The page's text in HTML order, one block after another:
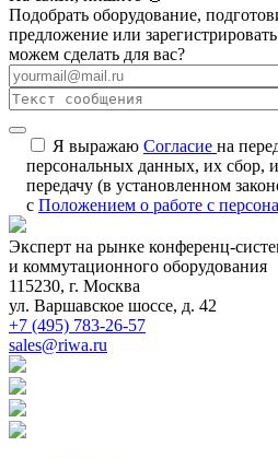
Подобрать оборудование,
предложение или
можем сделать для вас?
Я выражаю Согласие на
персональных данных, их сбор,
передачу (в установленном
с Положением о работе с
Эксперт на рынке конференц-
и коммутационного оборудования
115230, г. Москва
ул. Варшавское шоссе, д. 42
+7 (495) 783-26-57
sales@riwa.ru